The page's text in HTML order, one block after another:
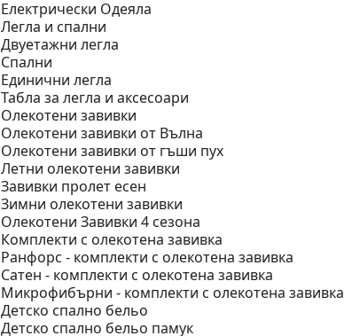
Електрически Одеяла
Легла и спални
Двуетажни легла
Спални
Единични легла
Табла за легла и аксесоари
Олекотени завивки
Олекотени завивки от Вълна
Олекотени завивки от гъши пух
Летни олекотени завивки
Завивки пролет есен
Зимни олекотени завивки
Олекотени Завивки 4 сезона
Комплекти с олекотена завивка
Ранфорс - комплекти с олекотена завивка
Сатен - комплекти с олекотена завивка
Микрофибърни - комплекти с олекотена завивка
Детско спално бельо
Детско спално бельо памук